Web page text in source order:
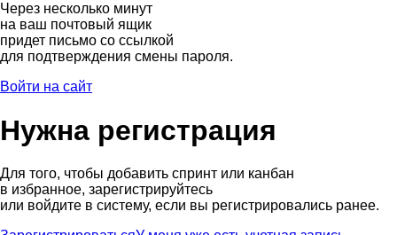
Через несколько минут
на ваш почтовый ящик
придет письмо со ссылкой
для подтверждения смены пароля.
Войти на сайт
Нужна регистрация
Для того, чтобы добавить спринт или канбан
в избранное, зарегистрируйтесь
или войдите в систему, если вы регистрировались ранее.